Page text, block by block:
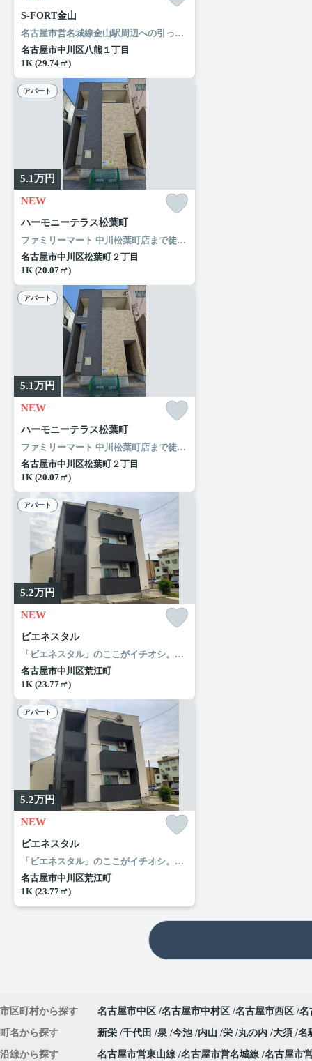
S-FORT金山
名古屋市営名城線金山駅周辺への引っ越しをお考えなら「S-FORT金山」。セブンイレブン 名古屋尾頭橋店まで徒歩4分と近場にコンビニがあるのもポイント。ここから実現させましょう。新たな住まい探しを楽しみながら始めていきませんか。快適な環境作りのお手伝いをして参ります。
名古屋市中川区八熊１丁目
1K (29.74㎡)
アパート
5.1万円
NEW
ハーモニーテラス松葉町
ファミリーマート 中川松葉町店まで徒歩3分と近場にコンビニがあるのもポイント。玄関先まで覗き穴を覗きに行かなくてもインターホン越しに誰が来たのかを確認できます。風通しの良いアパートで快適な暮らしを。名古屋市中川区エリアや近鉄名古屋線烏森付近での住まい選びは、当社にお任せください。当社でなら、お客様に合ったお部屋がきっと見つかります。
名古屋市中川区松葉町２丁目
1K (20.07㎡)
アパート
5.1万円
NEW
ハーモニーテラス松葉町
ファミリーマート 中川松葉町店まで徒歩3分と近場にコンビニがあるのもポイント。玄関先まで覗き穴を覗きに行かなくてもインターホン越しに誰が来たのかを確認できます。風通しの良いアパートで快適な暮らしを。名古屋市中川区エリアや近鉄名古屋線烏森付近での住まい選びは、当社にお任せください。当社でなら、お客様に合ったお部屋がきっと見つかります。
名古屋市中川区松葉町２丁目
1K (20.07㎡)
アパート
5.2万円
NEW
ビエネスタル
「ビエネスタル」のここがイチオシ。室内設備はシステムキッチン・照明付き・ネット使用料不要など充実した設備を備え付けています。駐輪場付きのアパートです。夏場は特に涼しい通風良好な環境の良い快適空間をどうぞ。バルコニー付きのアパートで、用途に合わせて利用できます。名古屋市中川区で暮らすなら東海道本線尾頭橋近くはいかかがでしょうか。ルームエージェント（リアルマークス）までご連絡ください。
名古屋市中川区荒江町
1K (23.77㎡)
アパート
5.2万円
NEW
ビエネスタル
「ビエネスタル」のここがイチオシ。室内設備はシステムキッチン・照明付き・ネット使用料不要など充実した設備を備え付けています。駐輪場付きのアパートです。夏場は特に涼しい通風良好な環境の良い快適空間をどうぞ。バルコニー付きのアパートで、用途に合わせて利用できます。名古屋市中川区で暮らすなら東海道本線尾頭橋近くはいかかがでしょうか。ルームエージェント（リアルマークス）までご連絡ください。
名古屋市中川区荒江町
1K (23.77㎡)
市区町村から探す 名古屋市中区 名古屋市中村区 名古屋市西区 名
町名から探す 新栄 千代田 泉 今池 内山 栄 丸の内 大須 名
沿線から探す 名古屋市営東山線 名古屋市営名城線 名古屋市